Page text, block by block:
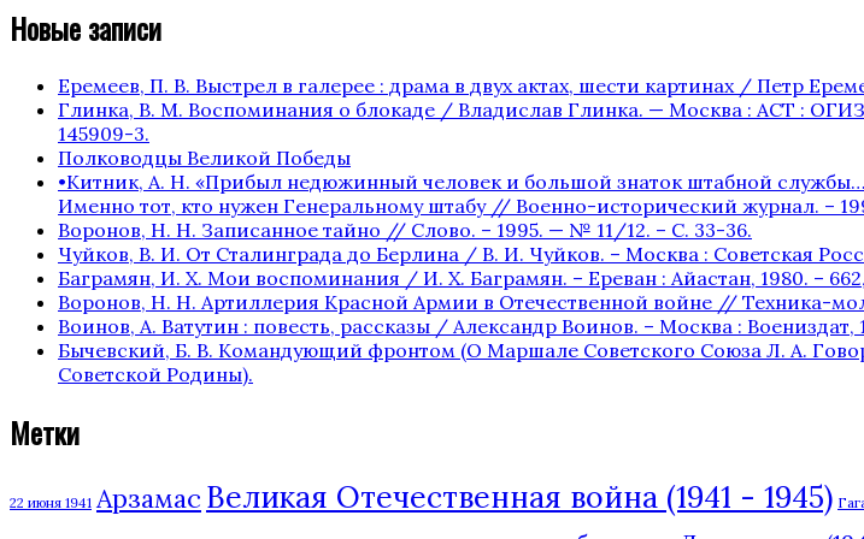
Новые записи
Еремеев, П. В. Выстрел в галерее : драма в двух актах, шести картинах / Петр
Глинка, В. М. Воспоминания о блокаде / Владислав Глинка. — Москва : АСТ :
145909-3.
Полководцы Великой Победы
•Китник, А. Н. «Прибыл недюжинный человек и большой знаток штабной
Именно тот, кто нужен Генеральному штабу // Военно-исторический журнал. –
Воронов, Н. Н. Записанное тайно // Слово. – 1995. — № 11/12. – С. 33-36.
Чуйков, В. И. От Сталинграда до Берлина / В. И. Чуйков. – Москва : Советская
Баграмян, И. Х. Мои воспоминания / И. Х. Баграмян. – Ереван : Айастан, 1980. –
Воронов, Н. Н. Артиллерия Красной Армии в Отечественной войне // Техника-
Воинов, А. Ватутин : повесть, рассказы / Александр Воинов. – Москва : Воениздат,
Бычевский, Б. В. Командующий фронтом (О Маршале Советского Союза Л. А.
Советской Родины).
Метки
22 июня 1941 Арзамас Великая Отечественная война (1941 - 1945)